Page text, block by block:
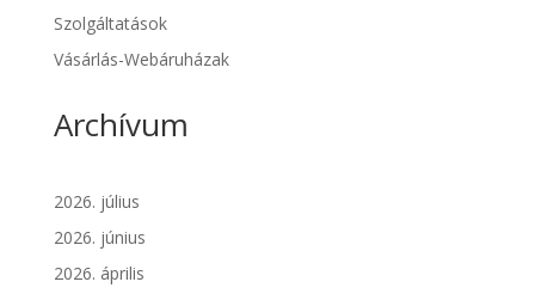
Szolgáltatások
Vásárlás-Webáruházak
Archívum
2026. július
2026. június
2026. április